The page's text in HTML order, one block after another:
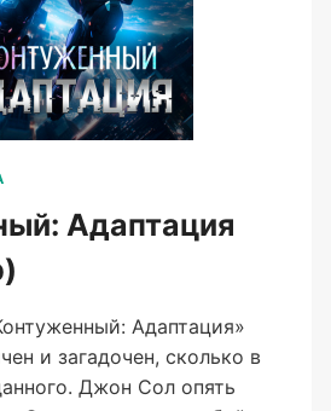
Адаптация
Адаптация»
и загадочен, сколько в
Джон Сол опять